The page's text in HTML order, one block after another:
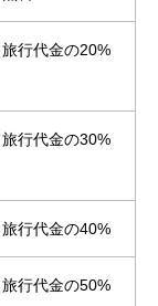
旅行代金の20%
旅行代金の30%
旅行代金の40%
旅行代金の50%